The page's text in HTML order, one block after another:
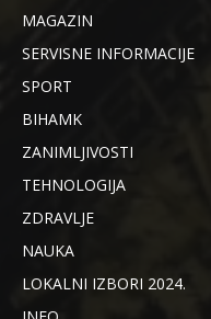
MAGAZIN
SERVISNE INFORMACIJE
SPORT
BIHAMK
ZANIMLJIVOSTI
TEHNOLOGIJA
ZDRAVLJE
NAUKA
LOKALNI IZBORI 2024.